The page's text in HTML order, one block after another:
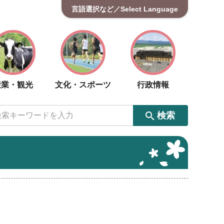
言語選択など／Select Language
・観光 文化・スポーツ 行政情報
検索